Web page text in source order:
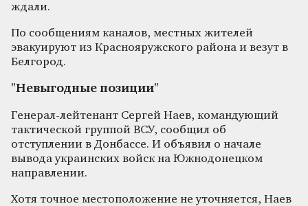
ждали.
По сообщениям каналов, местных жителей
эвакуируют из Краснояружского района и везут в
Белгород.
"Невыгодные позиции"
Генерал-лейтенант Сергей Наев, командующий
тактической группой ВСУ, сообщил об
отступлении в Донбассе. И объявил о начале
вывода украинских войск на Южнодонецком
направлении.
Хотя точное местоположение не уточняется, Наев